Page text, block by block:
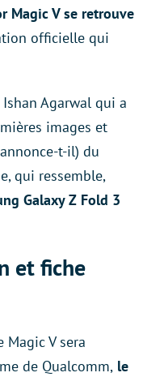
Magic V se retrouve
officielle qui
Ishan Agarwal qui a
images et
t-il) du
qui ressemble,
Galaxy Z Fold 3
et fiche
V sera
de Qualcomm, le